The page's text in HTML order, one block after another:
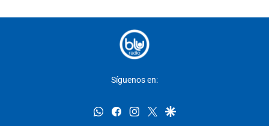
Síguenos en:
whatsappfacebookinstagram
twittergoogle